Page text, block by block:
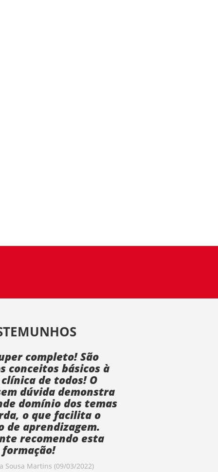
completo! São
conceitos básicos à
de todos! O
dúvida demonstra
domínio dos temas
o que facilita o
de aprendizagem.
recomendo esta
formação!
Sousa Martins (09/03/2022)